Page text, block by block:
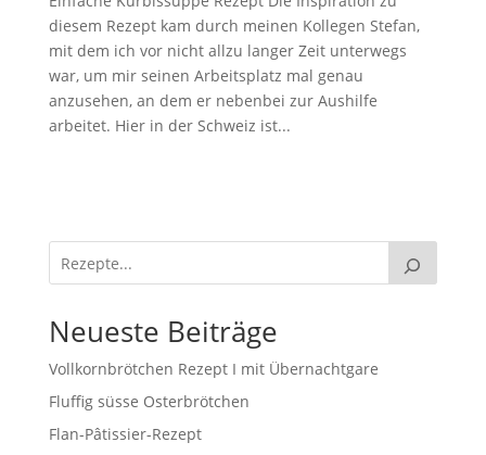
diesem Rezept kam durch meinen Kollegen Stefan,
mit dem ich vor nicht allzu langer Zeit unterwegs
war, um mir seinen Arbeitsplatz mal genau
anzusehen, an dem er nebenbei zur Aushilfe
arbeitet. Hier in der Schweiz ist...
Neueste Beiträge
Vollkornbrötchen Rezept I mit Übernachtgare
Fluffig süsse Osterbrötchen
Flan-Pâtissier-Rezept